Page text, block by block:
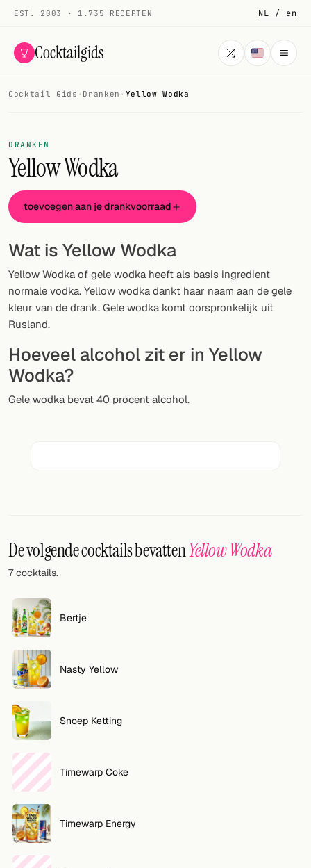
EST. 2003 · 1.735 RECEPTEN NL / en
Cocktailgids
Alle cocktails
Smoothies
Alcoholvrij
Mijn drank
Galerij
Willekeurig drankje
Voeg hier uw eigen cocktail of smoothie toe.
BAR
Alle dranken
Eenheden
Zoeken
VOLG
Twitter
Facebook
RSS
Cocktail app
Cocktail Gids · Dranken · Yellow Wodka
DRANKEN
Yellow Wodka
toevoegen aan je drankvoorraad
Wat is Yellow Wodka
Yellow Wodka of gele wodka heeft als basis ingredient
normale vodka. Yellow wodka dankt haar naam aan de gele
kleur van de drank. Gele wodka komt oorspronkelijk uit
Rusland.
Hoeveel alcohol zit er in Yellow
Wodka?
Gele wodka bevat 40 procent alcohol.
De volgende cocktails bevattenYellow Wodka
7 cocktails.
Bertje
Nasty Yellow
Snoep Ketting
Timewarp Coke
Timewarp Energy